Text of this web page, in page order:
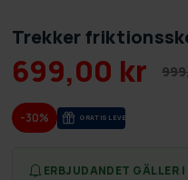
Trekker
699,00 kr
-30% GRA­TIS LE­VE­RANS
ERBJUDANDET GÄLLER